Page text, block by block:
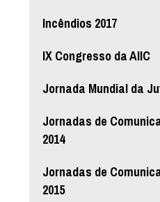
Incêndios 2017
IX Congresso da AIIC
Jornada Mundial da
Jornadas de
2014
Jornadas de
2015